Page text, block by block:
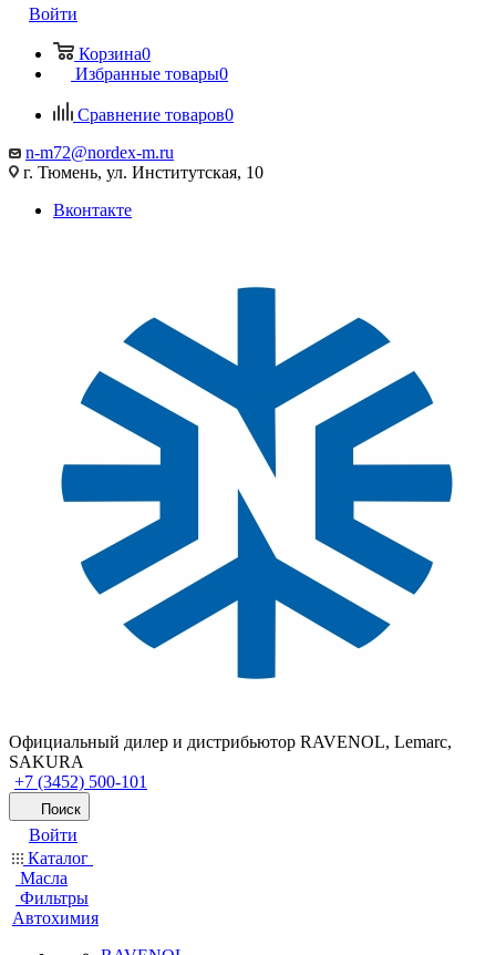
Войти
Корзина0
Избранные товары0
Сравнение товаров0
n-m72@nordex-m.ru
г. Тюмень, ул. Институтская, 10
Вконтакте
Официальный дилер и дистрибьютор RAVENOL, Lemarc,
SAKURA
+7 (3452) 500-101
Поиск
Войти
Каталог
Масла
Фильтры
Автохимия